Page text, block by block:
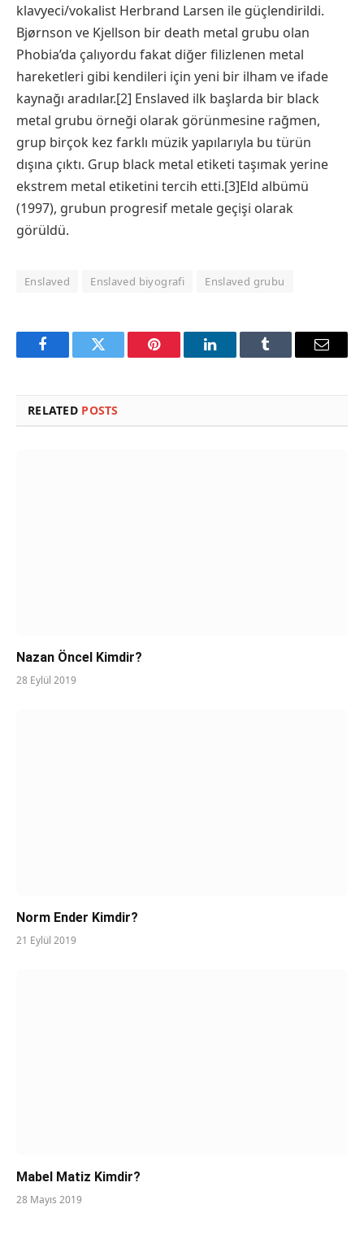
klavyeci/vokalist Herbrand Larsen ile güçlendirildi.
Bjørnson ve Kjellson bir death metal grubu olan
Phobia’da çalıyordu fakat diğer filizlenen metal
hareketleri gibi kendileri için yeni bir ilham ve ifade
kaynağı aradılar.[2] Enslaved ilk başlarda bir black
metal grubu örneği olarak görünmesine rağmen,
grup birçok kez farklı müzik yapılarıyla bu türün
dışına çıktı. Grup black metal etiketi taşımak yerine
ekstrem metal etiketini tercih etti.[3]Eld albümü
(1997), grubun progresif metale geçişi olarak
görüldü.
Enslaved Enslaved biyografi Enslaved grubu
FacebookTwitter Pinterest LinkedInTumblr Email
RELATED POSTS
Nazan Öncel Kimdir?
28 Eylül 2019
Norm Ender Kimdir?
21 Eylül 2019
Mabel Matiz Kimdir?
28 Mayıs 2019